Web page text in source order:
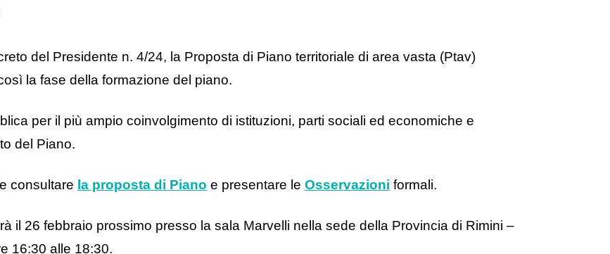
del Presidente n. 4/24, la Proposta di Piano territoriale di area vasta (Ptav)
la fase della formazione del piano.
per il più ampio coinvolgimento di istituzioni, parti sociali ed economiche e
del Piano.
consultare la proposta di Piano e presentare le Osservazioni formali.
il 26 febbraio prossimo presso la sala Marvelli nella sede della Provincia di Rimini –
16:30 alle 18:30.